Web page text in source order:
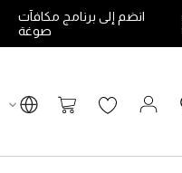
انضم إلى برنامج مكافآت
صوغة
سلة التسوق بحث